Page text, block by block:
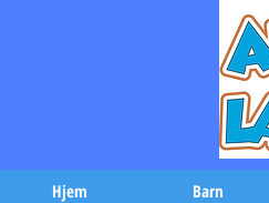
Hjem Barn